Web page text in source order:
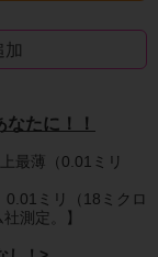
加
たに！！
最薄（0.01ミリ
ミリ（18ミクロ
測定。】